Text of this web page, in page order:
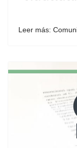
Leer más: